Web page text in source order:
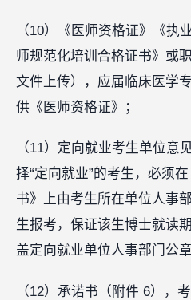
（10）《医师资格证》《执
师规范化培训合格证书》或
文件上传），应届临床医学
供《医师资格证》；
（11）定向就业考生单位意
择“定向就业”的考生，必须
书》上由考生所在单位人事
生报考，保证该生博士就读
盖定向就业单位人事部门公
（12）承诺书（附件 6），